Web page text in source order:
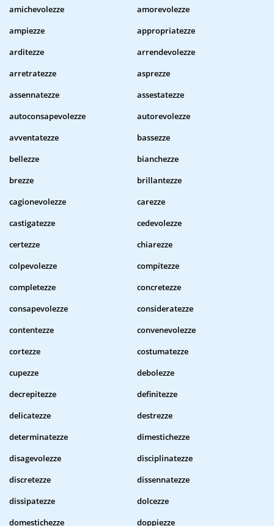
amichevolezze
amorevolezze
ampiezze
appropriatezze
arditezze
arrendevolezze
arretratezze
asprezze
assennatezze
assestatezze
autoconsapevolezze
autorevolezze
avventatezze
bassezze
bellezze
bianchezze
brezze
brillantezze
cagionevolezze
carezze
castigatezze
cedevolezze
certezze
chiarezze
colpevolezze
compitezze
completezze
concretezze
consapevolezze
consideratezze
contentezze
convenevolezze
cortezze
costumatezze
cupezze
debolezze
decrepitezze
definitezze
delicatezze
destrezze
determinatezze
dimestichezze
disagevolezze
disciplinatezze
discretezze
dissennatezze
dissipatezze
dolcezze
domestichezze
doppiezze